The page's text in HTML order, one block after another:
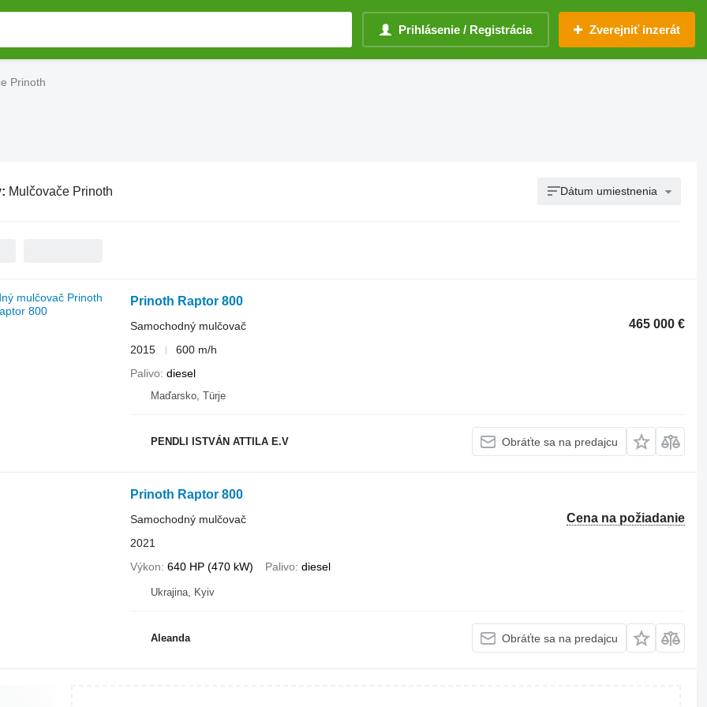
Prihlásenie / Registrácia Zverejniť inzerát
Prinoth
Mulčovače Prinoth Dátum umiestnenia
Prinoth Raptor 800
465 000 €
Samochodný mulčovač
2015
600 m/h
Palivo diesel
Maďarsko, Türje
PENDLI ISTVÁN ATTILA E.V Obráťte sa na predajcu
Prinoth Raptor 800
Cena na požiadanie
Samochodný mulčovač
2021
Výkon 640 HP (470 kW) Palivo diesel
Ukrajina, Kyiv
Aleanda Obráťte sa na predajcu